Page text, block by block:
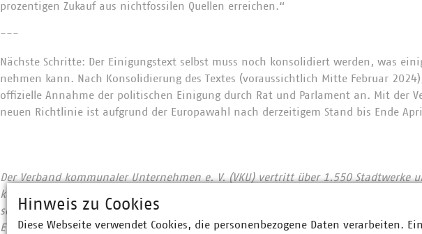
prozentigen Zukauf aus nichtfossilen Quellen erreichen.“
---
Nächste Schritte: Der Einigungstext selbst muss noch konsolidiert werden, was
nehmen kann. Nach Konsolidierung des Textes (voraussichtlich Mitte Februar
offizielle Annahme der politischen Einigung durch Rat und Parlament an. Mit der
neuen Richtlinie ist aufgrund der Europawahl nach derzeitigem Stand bis Ende
Der Verband kommunaler Unternehmen e. V. (VKU) vertritt über 1.550 Stadtwerke
kommunalwirtschaftliche Unternehmen in den Bereichen Energie, Wasser/
sowie Telekommunikation. Mit über 300.000 Beschäftigten wurden 2021
Euro erwirtschaftet und mehr als 17 Milliarden Euro investiert. Im
Hinweis zu Cookies
Diese Webseite verwendet Cookies, die personenbezogene Daten verarbeiten.